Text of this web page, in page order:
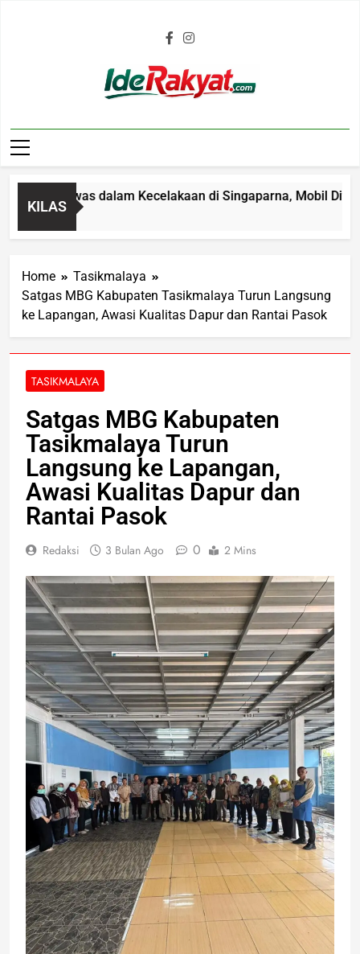
Iderakyat.com
KILAS
Tewas dalam Kecelakaan di Singaparna, Mobil
Home
Tasikmalaya
Satgas MBG Kabupaten Tasikmalaya Turun Langsung
ke Lapangan, Awasi Kualitas Dapur dan Rantai Pasok
TASIKMALAYA
Satgas MBG Kabupaten
Tasikmalaya Turun
Langsung ke Lapangan,
Awasi Kualitas Dapur dan
Rantai Pasok
Redaksi 3 Bulan Ago 0 2 Mins